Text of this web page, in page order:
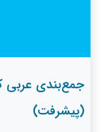
جمع‌بندی عربی
(پیشرفت)